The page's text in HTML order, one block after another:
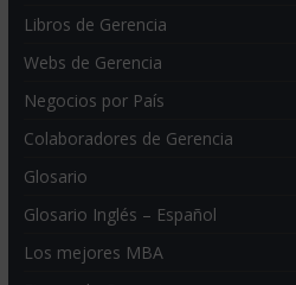
Libros de Gerencia
Webs de Gerencia
Negocios por País
Colaboradores de Gerencia
Glosario
Glosario Inglés – Español
Los mejores MBA